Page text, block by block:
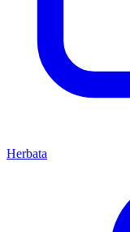
Herbata